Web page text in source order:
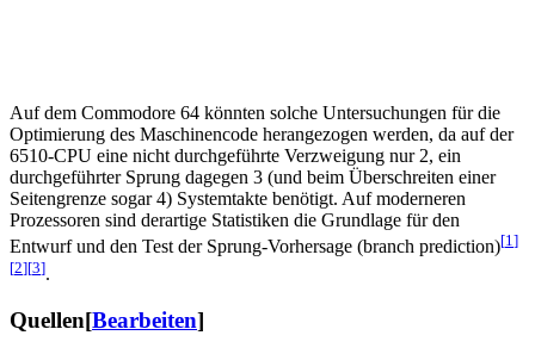
Auf dem Commodore 64 könnten solche Untersuchungen für die
Optimierung des Maschinencode herangezogen werden, da auf der
6510-CPU eine nicht durchgeführte Verzweigung nur 2, ein
durchgeführter Sprung dagegen 3 (und beim Überschreiten einer
Seitengrenze sogar 4) Systemtakte benötigt. Auf moderneren
Prozessoren sind derartige Statistiken die Grundlage für den
Entwurf und den Test der Sprung-Vorhersage (branch prediction)[1]
[2][3].
Quellen[Bearbeiten]